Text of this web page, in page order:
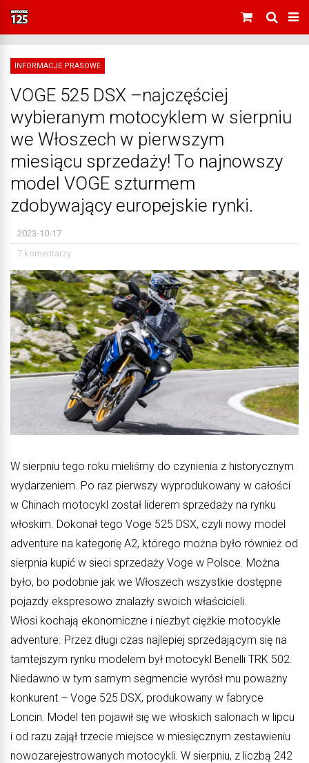
INFORMACJE PRASOWE
VOGE 525 DSX –najczęściej
wybieranym motocyklem w sierpniu
we Włoszech w pierwszym
miesiącu sprzedaży! To najnowszy
model VOGE szturmem
zdobywający europejskie rynki.
2023-10-17
7 komentarzy
W sierpniu tego roku mieliśmy do czynienia z historycznym
wydarzeniem. Po raz pierwszy wyprodukowany w całości
w Chinach motocykl został liderem sprzedaży na rynku
włoskim. Dokonał tego Voge 525 DSX, czyli nowy model
adventure na kategorię A2, którego można było również od
sierpnia kupić w sieci sprzedaży Voge w Polsce. Można
było, bo podobnie jak we Włoszech wszystkie dostępne
pojazdy ekspresowo znalazły swoich właścicieli.
Włosi kochają ekonomiczne i niezbyt ciężkie motocykle
adventure. Przez długi czas najlepiej sprzedającym się na
tamtejszym rynku modelem był motocykl Benelli TRK 502.
Niedawno w tym samym segmencie wyrósł mu poważny
konkurent – Voge 525 DSX, produkowany w fabryce
Loncin. Model ten pojawił się we włoskich salonach w lipcu
i od razu zajął trzecie miejsce w miesięcznym zestawieniu
nowozarejestrowanych motocykli. W sierpniu, z liczbą 242